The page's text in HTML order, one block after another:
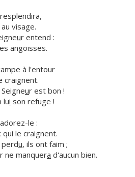
resplendira,
visage.
ur entend :
angoisses.
ampe à l'entour
craignent.
ur est bon !
lui son refuge !
le :
qui le craignent.
u, ils ont faim ;
ne manquera d'aucun bien.